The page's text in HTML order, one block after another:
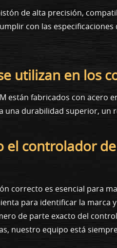
de alta precisión,
con las
utilizan en los
están fabricados con acero
una durabilidad superior,
el controlador
correcto es esencial para
para identificar la marca
de parte exacto del
nuestro equipo está